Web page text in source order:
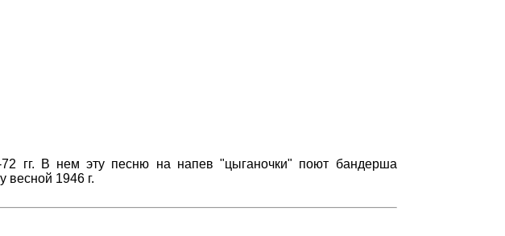
гг. В нем эту песню на напев "цыганочки" поют бандерша
весной 1946 г.